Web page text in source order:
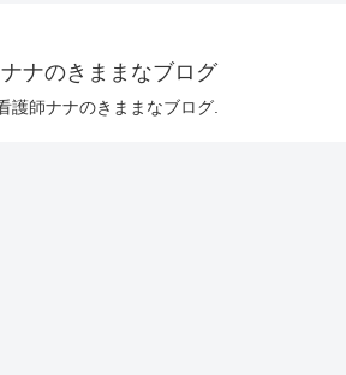
ナのきままなブログ
護師ナナのきままなブログ.